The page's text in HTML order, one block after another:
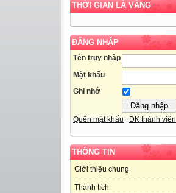
THỜI GIAN LÀ VÀNG
ĐĂNG NHẬP
Tên truy nhập
Mật khẩu
Ghi nhớ
Quên mật khẩu ĐK thành viên
THÔNG TIN
Giới thiệu chung
Thành tích